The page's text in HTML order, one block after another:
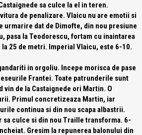
sa culce la el in teren.
de penalizare. Vlaicu nu are emotii si
urmarire dat de Dimofte, din nou presiune
pasa la Teodorescu, fortam cu inaintarea
25 de metri. Imperial Vlaicu, este 6-10.
in orgoliu. Incepe morisca de pase
Frantei. Toate patrunderile sunt
vin de la Castaignede ori Martin. O
Primul concretizeaza Martin, iar
continua si din nou scapa albastrii.
sa culce si din nou Traille transforma. 6-
Gresim la repunerea balonului din